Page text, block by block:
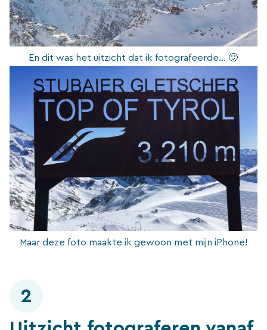
En dit was het uitzicht dat ik fotografeerde… 🙂
Maar deze foto maakte ik gewoon met mijn iPhone!
2